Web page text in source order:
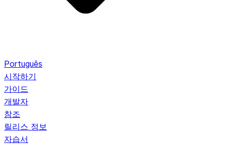
Português
시작하기
가이드
개발자
참조
릴리스 정보
자습서